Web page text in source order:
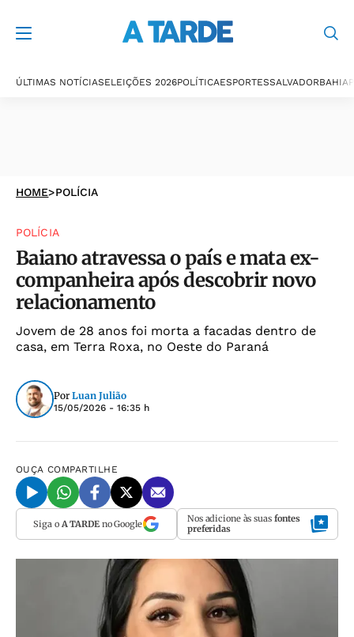
ÚLTIMAS NOTÍCIASELEIÇÕES 2026POLÍTICAESPORTESSALVADORBAHIA
HOME>POLÍCIA
POLÍCIA
Baiano atravessa o país e mata ex-
companheira após descobrir novo
relacionamento
Jovem de 28 anos foi morta a facadas dentro de
casa, em Terra Roxa, no Oeste do Paraná
Por Luan Julião
15/05/2026 - 16:35 h
OUÇA COMPARTILHE
Siga o A TARDEno Google Nos adicione às suas fontes
preferidas